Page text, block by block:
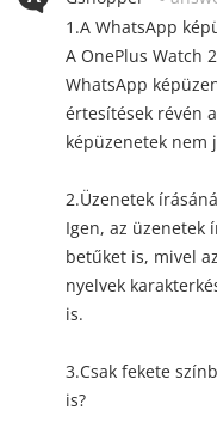
1.A WhatsApp
A OnePlus Watch
WhatsApp
értesítések révén
képüzenetek nem
2.Üzenetek
Igen, az üzenetek
betűket is, mivel
nyelvek
is.
3.Csak fekete
is?